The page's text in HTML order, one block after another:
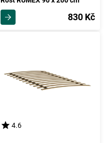
830 Kč
4.6